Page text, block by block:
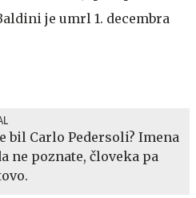
je umrl 1. decembra
bil Carlo Pedersoli? Imena
ne poznate, človeka pa